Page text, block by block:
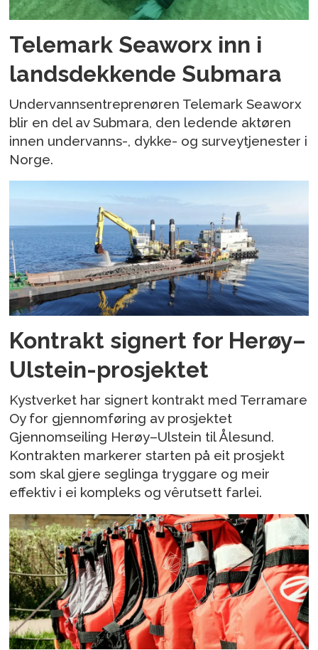
Telemark Seaworx inn i
landsdekkende Submara
Undervannsentreprenøren Telemark Seaworx
blir en del av Submara, den ledende aktøren
innen undervanns-, dykke- og surveytjenester i
Norge.
Kontrakt signert for Herøy–
Ulstein-prosjektet
Kystverket har signert kontrakt med Terramare
Oy for gjennomføring av prosjektet
Gjennomseiling Herøy–Ulstein til Ålesund.
Kontrakten markerer starten på eit prosjekt
som skal gjere seglinga tryggare og meir
effektiv i ei kompleks og vêrutsett farlei.